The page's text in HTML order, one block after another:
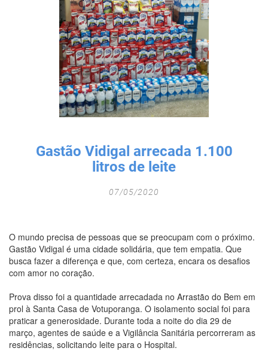
TODOS OS CAMPOS SÃO OBRIGATÓRIOS.
Gastão Vidigal arrecada 1.100
litros de leite
07/05/2020
O mundo precisa de pessoas que se preocupam com o próximo.
Gastão Vidigal é uma cidade solidária, que tem empatia. Que
busca fazer a diferença e que, com certeza, encara os desafios
com amor no coração.
Prova disso foi a quantidade arrecadada no Arrastão do Bem em
prol à Santa Casa de Votuporanga. O isolamento social foi para
praticar a generosidade. Durante toda a noite do dia 29 de
março, agentes de saúde e a Vigilância Sanitária percorreram as
residências, solicitando leite para o Hospital.